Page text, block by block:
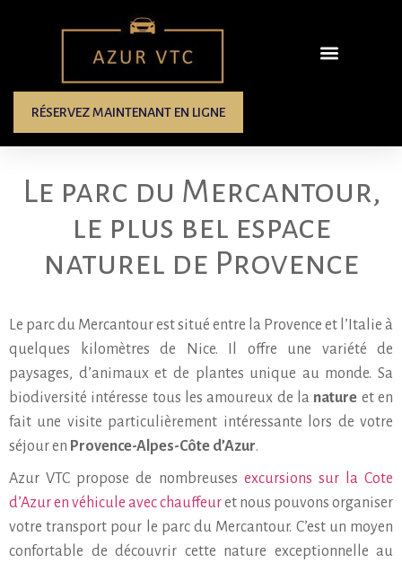
RÉSERVEZ MAINTENANT EN LIGNE
Le parc du Mercantour,
le plus bel espace
naturel de Provence
Le parc du Mercantour est situé entre la Provence et l’Italie à
quelques kilomètres de Nice. Il offre une variété de
paysages, d’animaux et de plantes unique au monde. Sa
biodiversité intéresse tous les amoureux de la nature et en
fait une visite particulièrement intéressante lors de votre
séjour en Provence-Alpes-Côte d’Azur.
Azur VTC propose de nombreuses excursions sur la Cote
d’Azur en véhicule avec chauffeuret nous pouvons organiser
votre transport pour le parc du Mercantour. C’est un moyen
confortable de découvrir cette nature exceptionnelle au